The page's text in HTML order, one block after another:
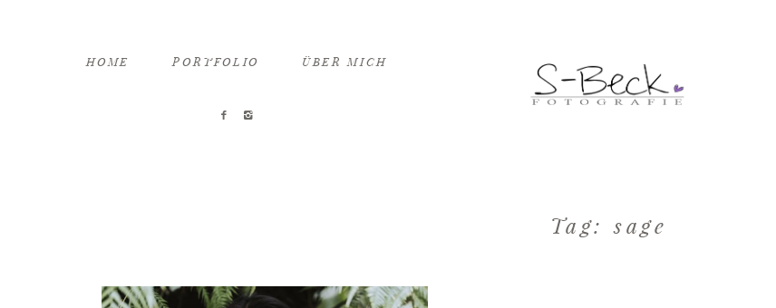
HOME PORTFOLIO ÜBER MICH
Tag: sage